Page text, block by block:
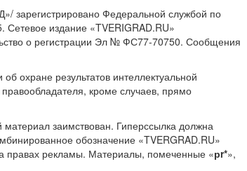
зарегистрировано Федеральной службой по
издание «TVERIGRAD.RU»
о регистрации Эл № ФС77-70750. Сообщения
охране результатов интеллектуальной
кроме случаев, прямо
заимствован. Гиперссылка должна
обозначение «TVERGRAD.RU»
правах рекламы. Материалы, помеченные «рr*»,